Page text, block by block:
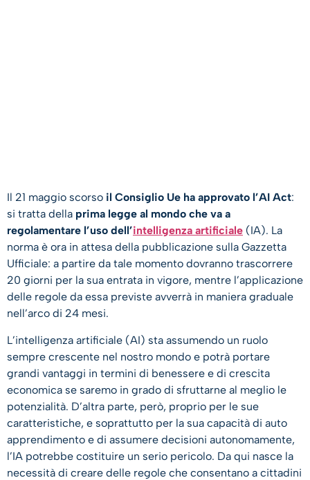
Il 21 maggio scorso il Consiglio Ue ha approvato l’AI Act:
si tratta della prima legge al mondo che va a
regolamentare l’uso dell’intelligenza artificiale (IA). La
norma è ora in attesa della pubblicazione sulla Gazzetta
Ufficiale: a partire da tale momento dovranno trascorrere
20 giorni per la sua entrata in vigore, mentre l’applicazione
delle regole da essa previste avverrà in maniera graduale
nell’arco di 24 mesi.
L’intelligenza artificiale (AI) sta assumendo un ruolo
sempre crescente nel nostro mondo e potrà portare
grandi vantaggi in termini di benessere e di crescita
economica se saremo in grado di sfruttarne al meglio le
potenzialità. D’altra parte, però, proprio per le sue
caratteristiche, e soprattutto per la sua capacità di auto
apprendimento e di assumere decisioni autonomamente,
l’IA potrebbe costituire un serio pericolo. Da qui nasce la
necessità di creare delle regole che consentano a cittadini